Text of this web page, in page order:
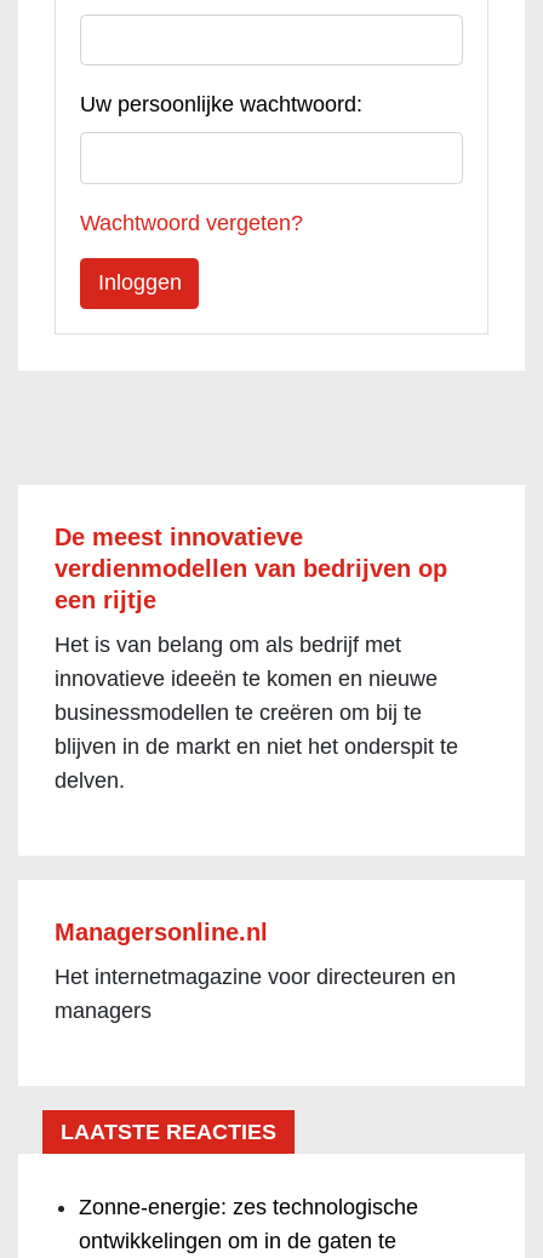
Uw persoonlijke wachtwoord:
Wachtwoord vergeten?
De meest innovatieve
verdienmodellen van bedrijven op
een rijtje
Het is van belang om als bedrijf met
innovatieve ideeën te komen en nieuwe
businessmodellen te creëren om bij te
blijven in de markt en niet het onderspit te
delven.
Managersonline.nl
Het internetmagazine voor directeuren en
managers
LAATSTE REACTIES
Zonne-energie: zes technologische
ontwikkelingen om in de gaten te